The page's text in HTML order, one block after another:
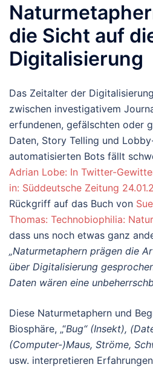
die Sicht auf
Digitalisierung
Das Zeitalter der
zwischen investigativem
erfundenen, gefälschten oder
Daten, Story Telling und
automatisierten Bots fällt
Adrian Lobe: In Twitter-
in: Süddeutsche Zeitung
Rückgriff auf das Buch von Sue
Thomas: Technobiophilia:
dass uns noch etwas ganz
„Naturmetaphern prägen die
über Digitalisierung
Daten wären eine
Diese Naturmetaphern und
Biosphäre, „“Bug“ (Insekt),
(Computer-)Maus, Ströme,
usw. interpretieren